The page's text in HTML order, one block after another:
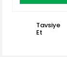
Tavsiye
Et